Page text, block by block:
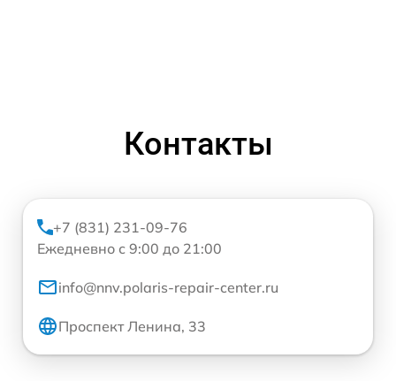
Контакты
+7 (831) 231-09-76
Ежедневно с 9:00 до 21:00
info@nnv.polaris-repair-center.ru
Проспект Ленина, 33